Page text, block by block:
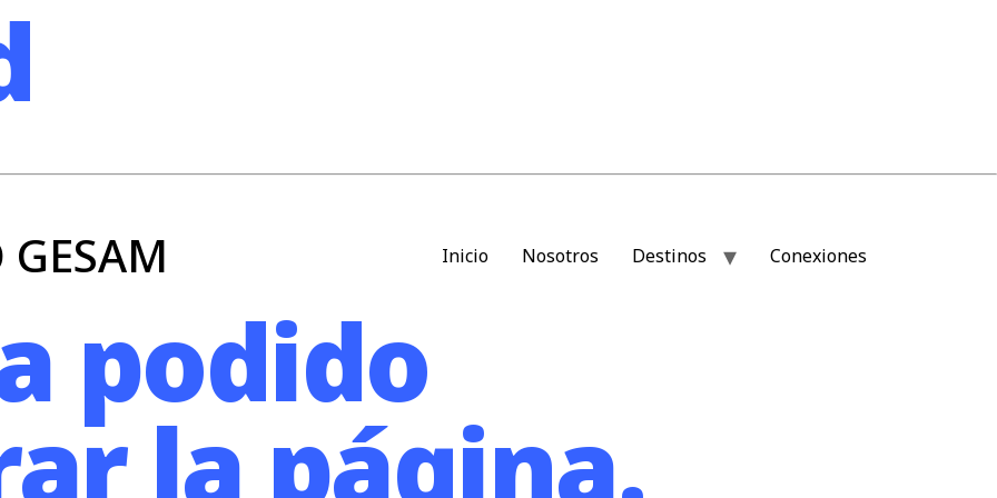
Inicio Nosotros Destinos Conexiones
podido
la página.